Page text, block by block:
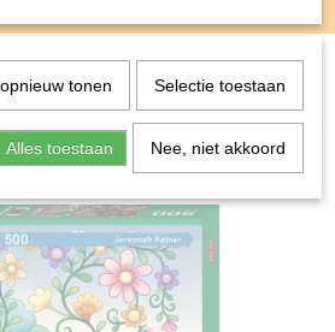
(0)
> Puzzel With Jeremiah -
tonen Selectie toestaan
Alles toestaan Nee, niet akkoord